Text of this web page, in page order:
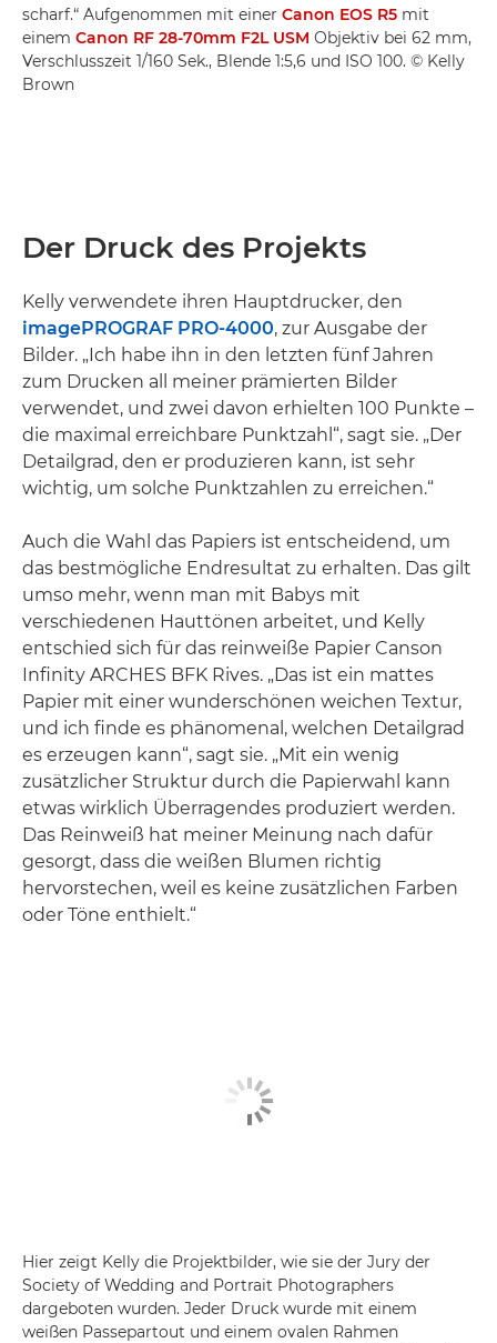
scharf.“ Aufgenommen mit einer Canon EOS R5 mit
einem Canon RF 28-70mm F2L USM Objektiv bei 62 mm,
Verschlusszeit 1/160 Sek., Blende 1:5,6 und ISO 100. © Kelly
Brown
Der Druck des Projekts
Kelly verwendete ihren Hauptdrucker, den
imagePROGRAF PRO-4000, zur Ausgabe der
Bilder. „Ich habe ihn in den letzten fünf Jahren
zum Drucken all meiner prämierten Bilder
verwendet, und zwei davon erhielten 100 Punkte –
die maximal erreichbare Punktzahl“, sagt sie. „Der
Detailgrad, den er produzieren kann, ist sehr
wichtig, um solche Punktzahlen zu erreichen.“
Auch die Wahl das Papiers ist entscheidend, um
das bestmögliche Endresultat zu erhalten. Das gilt
umso mehr, wenn man mit Babys mit
verschiedenen Hauttönen arbeitet, und Kelly
entschied sich für das reinweiße Papier Canson
Infinity ARCHES BFK Rives. „Das ist ein mattes
Papier mit einer wunderschönen weichen Textur,
und ich finde es phänomenal, welchen Detailgrad
es erzeugen kann“, sagt sie. „Mit ein wenig
zusätzlicher Struktur durch die Papierwahl kann
etwas wirklich Überragendes produziert werden.
Das Reinweiß hat meiner Meinung nach dafür
gesorgt, dass die weißen Blumen richtig
hervorstechen, weil es keine zusätzlichen Farben
oder Töne enthielt.“
Hier zeigt Kelly die Projektbilder, wie sie der Jury der
Society of Wedding and Portrait Photographers
dargeboten wurden. Jeder Druck wurde mit einem
weißen Passepartout und einem ovalen Rahmen